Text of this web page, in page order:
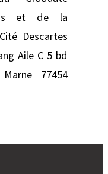
et de la
Descartes
Aile C 5 bd
77454